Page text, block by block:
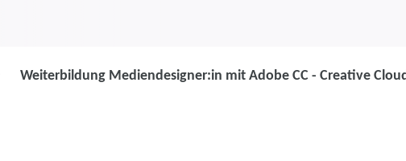
Weiterbildung Mediendesigner:in mit Adobe CC - Creative